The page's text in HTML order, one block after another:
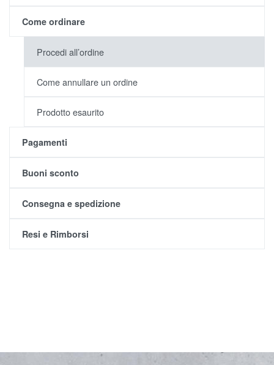
Come ordinare
Procedi all’ordine
Come annullare un ordine
Prodotto esaurito
Pagamenti
Buoni sconto
Consegna e spedizione
Resi e Rimborsi